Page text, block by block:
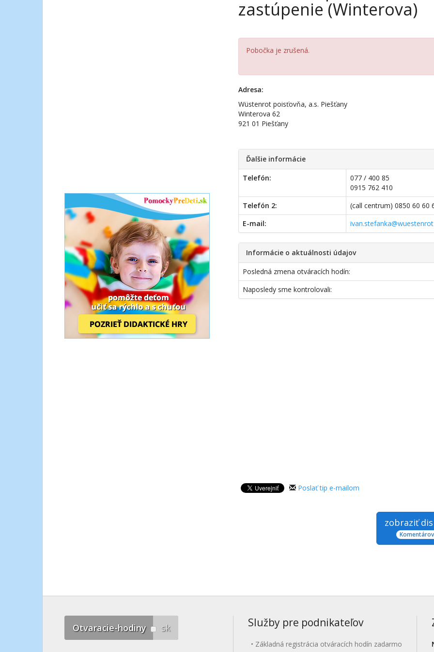
zastúpenie (Winterova)
Pobočka je zrušená.
Adresa:
Wüstenrot poisťovňa, a.s. Piešťany
Winterova 62
921 01 Piešťany
Ďalšie informácie
Telefón:
077 / 400 85
0915 762 410
Telefón 2:
(call centrum) 0850 60 60
E-mail:
Informácie o aktuálnosti údajov
Posledná zmena otváracích hodín:
Naposledy sme kontrolovali:
Poslať tip e-mailom
zobraziť
Otvaracie-hodiny sk Služby pre podnikateľov
Základná registrácia otváracích hodín zadarmo